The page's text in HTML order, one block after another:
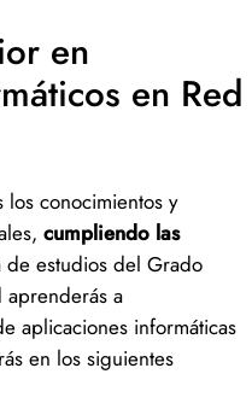
en
en Red
conocimientos y
cumpliendo las
estudios del Grado
aprenderás a
aplicaciones informáticas
en los siguientes